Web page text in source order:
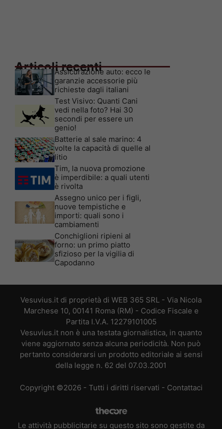
Articoli recenti
Assicurazione auto: ecco le
garanzie accessorie più
richieste dagli italiani
Test Visivo: Quanti Cani
vedi nella foto? Hai 30
secondi per essere un
genio!
Batterie al sale marino: 4
volte la capacità di quelle al
litio
Tim, la nuova promozione
è imperdibile: a quali utenti
è rivolta
Assegno unico per i figli,
nuove tempistiche e
importi: quali sono i
cambiamenti
Conchiglioni ripieni al
forno: un primo piatto
sfizioso per la vigilia di
Capodanno
Vesuvius.it di proprietà di WEB 365 SRL - Via Nicola
Marchese 10, 00141 Roma (RM) - Codice Fiscale e
Partita I.V.A. 12279101005
Vesuvius.it non è una testata giornalistica, in quanto
viene aggiornato senza alcuna periodicità. Non può
pertanto considerarsi un prodotto editoriale ai sensi
della legge n. 62 del 07.03.2001
Copyright ©2026 - Tutti i diritti riservati - Contattaci
Le attività pubblicitarie su questo sito sono gestite da